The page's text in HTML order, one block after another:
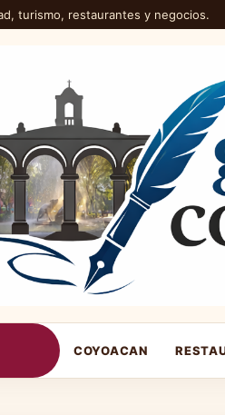
turismo, restaurantes y negocios.
COYOACAN